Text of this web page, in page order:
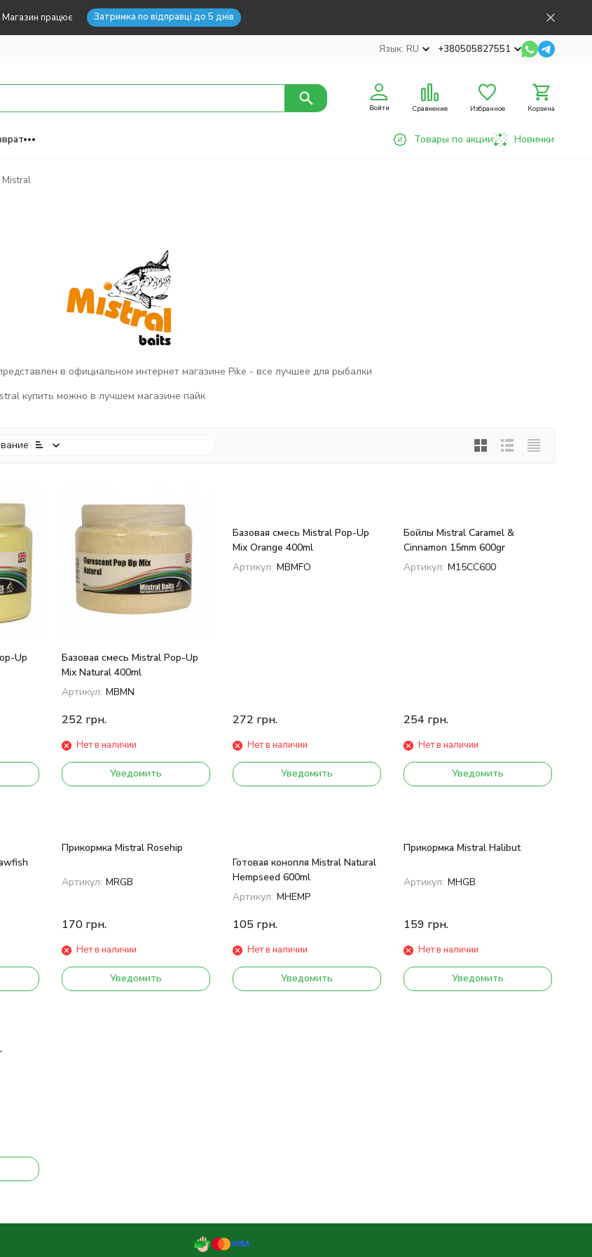
Магазин працює Затримка по відправці до 5 днів
Язык: RU +380505827551
Войти Сравнение Избранное Корзина
Товары по акции Новинки
Mistral
в официальном интернет магазине Pike - все лучшее для рыбалки
купить можно в лучшем магазине пайк
Up
Базовая смесь Mistral Pop-Up
Mix Natural 400ml
Артикул: MBMN
252 грн.
Нет в наличии
Уведомить
Базовая смесь Mistral Pop-Up
Mix Orange 400ml
Артикул: MBMFO
272 грн.
Нет в наличии
Уведомить
Бойлы Mistral Caramel &
Cinnamon 15mm 600gr
Артикул: M15CC600
254 грн.
Нет в наличии
Уведомить
Прикормка Mistral Rosehip
Артикул: MRGB
170 грн.
Нет в наличии
Уведомить
Готовая конопля Mistral Natural
Hempseed 600ml
Артикул: MHEMP
105 грн.
Нет в наличии
Уведомить
Прикормка Mistral Halibut
Артикул: MHGB
159 грн.
Нет в наличии
Уведомить